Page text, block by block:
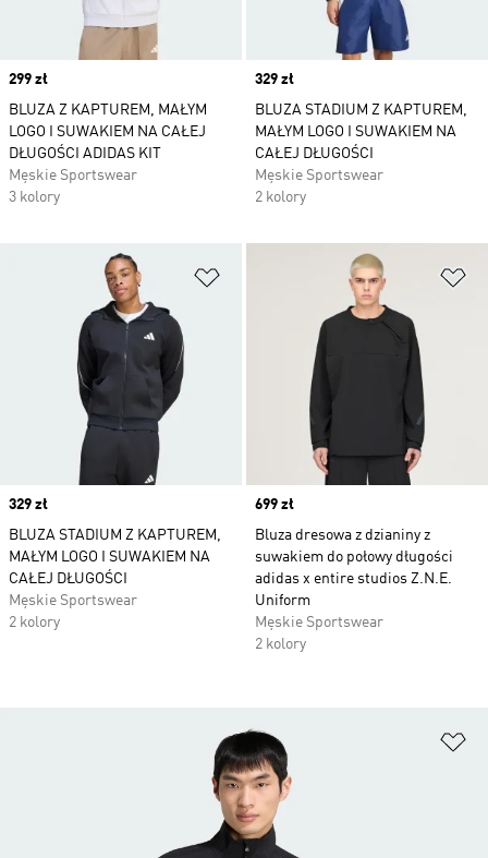
Price
299 zł
BLUZA Z KAPTUREM, MAŁYM
LOGO I SUWAKIEM NA CAŁEJ
DŁUGOŚCI ADIDAS KIT
Męskie Sportswear
3 kolory
Price
329 zł
BLUZA STADIUM Z KAPTUREM,
MAŁYM LOGO I SUWAKIEM NA
CAŁEJ DŁUGOŚCI
Męskie Sportswear
2 kolory
Dodaj do listy życzeń
Price
329 zł
BLUZA STADIUM Z KAPTUREM,
MAŁYM LOGO I SUWAKIEM NA
CAŁEJ DŁUGOŚCI
Męskie Sportswear
2 kolory
Price
699 zł
Bluza dresowa z dzianiny z
suwakiem do połowy długości
adidas x entire studios Z.N.E.
Uniform
Męskie Sportswear
2 kolory